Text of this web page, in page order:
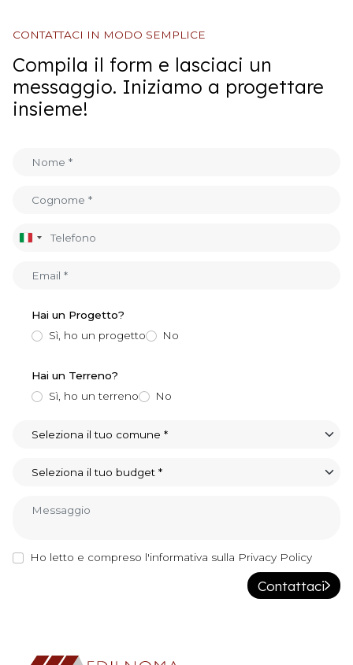
CONTATTACI IN MODO SEMPLICE
Compila il form e lasciaci un
messaggio. Iniziamo a progettare
insieme!
Italia
Hai un Progetto?
Sì, ho un progetto
No
Hai un Terreno?
Sì, ho un terreno
No
Ho letto e compreso l'informativa sulla Privacy Policy
Contattaci